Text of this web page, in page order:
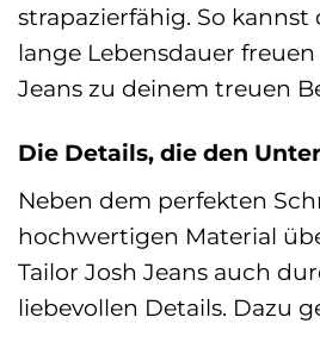
strapazierfähig. So
lange Lebensdauer
Jeans zu deinem treuen
Die Details, die den
Neben dem perfekten
hochwertigen Material
Tailor Josh Jeans auch
liebevollen Details. Dazu